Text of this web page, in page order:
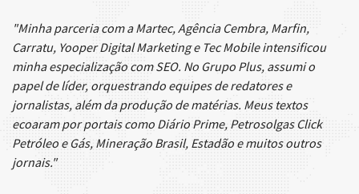
"Minha parceria com a Martec, Agência Cembra, Marfin,
Carratu, Yooper Digital Marketing e Tec Mobile intensificou
minha especialização com SEO. No Grupo Plus, assumi o
papel de líder, orquestrando equipes de redatores e
jornalistas, além da produção de matérias. Meus textos
ecoaram por portais como Diário Prime, Petrosolgas Click
Petróleo e Gás, Mineração Brasil, Estadão e muitos outros
jornais."